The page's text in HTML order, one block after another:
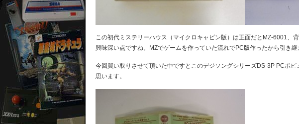
この初代ミステリーハウス（マイクロキャビン版）は正面だとMZ-6001、
興味深い点ですね。MZでゲームを作っていた流れでPC版作ったから引き継
今回買い取りさせて頂いた中ですとこのデジソングシリーズDS-3P PCポ
思います。